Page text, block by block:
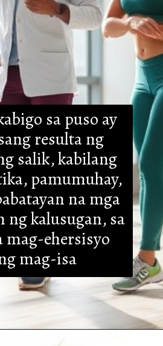
sa puso ay
resulta ng
salik, kabilang
pamumuhay,
na mga
ng kalusugan, sa
mag-ehersisyo
mag-isa